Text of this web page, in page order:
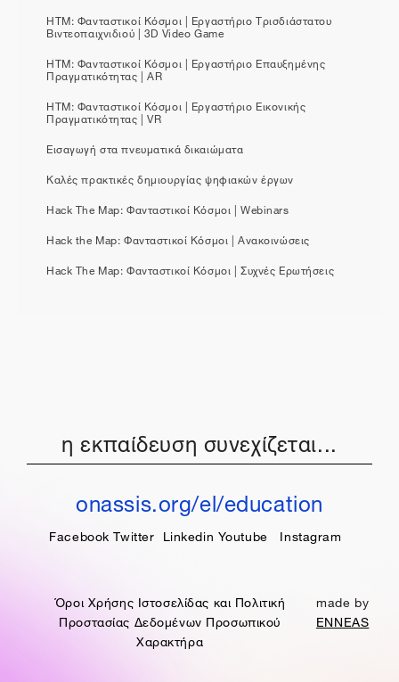
HTM: Φανταστικοί Κόσμοι | Εργαστήριο Τρισδιάστατου
Βιντεοπαιχνιδιού | 3D Video Game
HTM: Φανταστικοί Κόσμοι | Εργαστήριο Επαυξημένης
Πραγματικότητας | AR
HTM: Φανταστικοί Κόσμοι | Εργαστήριο Εικονικής
Πραγματικότητας | VR
Εισαγωγή στα πνευματικά δικαιώματα
Καλές πρακτικές δημιουργίας ψηφιακών έργων
Hack The Map: Φανταστικοί Κόσμοι | Webinars
Hack the Map: Φανταστικοί Κόσμοι | Ανακοινώσεις
Hack The Map: Φανταστικοί Κόσμοι | Συχνές Ερωτήσεις
η εκπαίδευση συνεχίζεται...
onassis.org/el/education
Facebook Twitter Linkedin Youtube Instagram
Όροι Χρήσης Ιστοσελίδας και Πολιτική
Προστασίας Δεδομένων Προσωπικού
Χαρακτήρα
made by
ENNEAS